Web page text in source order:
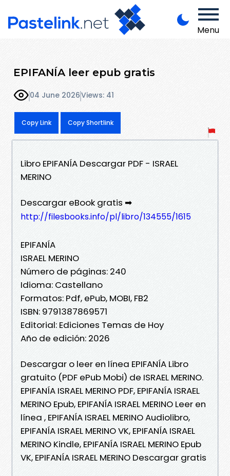
Menu
EPIFANÍA leer epub gratis
04 June 2026Views: 41
Copy Link Copy Shortlink
Libro EPIFANÍA Descargar PDF - ISRAEL
MERINO
Descargar eBook gratis ➡
http://filesbooks.info/pl/libro/134555/1615
EPIFANÍA
ISRAEL MERINO
Número de páginas: 240
Idioma: Castellano
Formatos: Pdf, ePub, MOBI, FB2
ISBN: 9791387869571
Editorial: Ediciones Temas de Hoy
Año de edición: 2026
Descargar o leer en línea EPIFANÍA Libro
gratuito (PDF ePub Mobi) de ISRAEL MERINO.
EPIFANÍA ISRAEL MERINO PDF, EPIFANÍA ISRAEL
MERINO Epub, EPIFANÍA ISRAEL MERINO Leer en
línea , EPIFANÍA ISRAEL MERINO Audiolibro,
EPIFANÍA ISRAEL MERINO VK, EPIFANÍA ISRAEL
MERINO Kindle, EPIFANÍA ISRAEL MERINO Epub
VK, EPIFANÍA ISRAEL MERINO Descargar gratis